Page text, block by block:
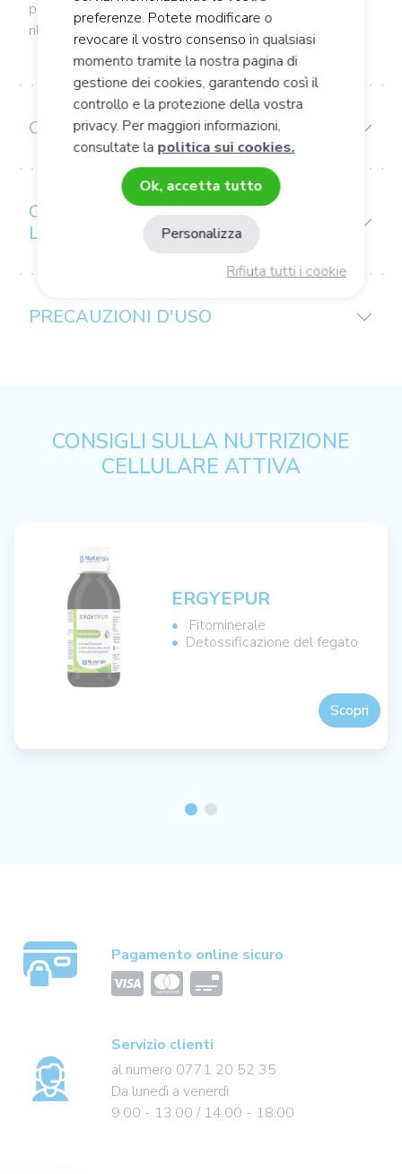
pesanti: tabacco, amalgami dentali metallici che
rilasciano composti mercuriati ecc.
COMPOSIZIONE
CONSIGLI PER
L'USO/CONSERVAZIONE
PRECAUZIONI D'USO
CONSIGLI SULLA NUTRIZIONE
CELLULARE ATTIVA
ERGYEPUR
Fitominerale
Detossificazione del fegato
Scopri
Pagamento online sicuro
Servizio clienti
al numero 0771 20 52 35
Da lunedì a venerdì
9.00 - 13.00 / 14.00 - 18.00
preferenze. Potete modificare o
revocare il vostro consenso in qualsiasi
momento tramite la nostra pagina di
gestione dei cookies, garantendo così il
controllo e la protezione della vostra
privacy. Per maggiori informazioni,
consultate la politica sui cookies.
Ok, accetta tutto
Rifiuta tutti i cookie
Personalizza